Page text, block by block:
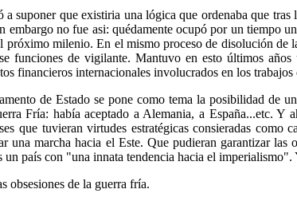
suponer que existiria una lógica que ordenaba que
no fue asi: quédamente ocupó por un tiempo
milenio. En el mismo proceso de disolución
funciones de vigilante. Mantuvo en esto últimos
financieros internacionales involucrados en los
de Estado se pone como tema la posibilidad de
Fría: había aceptado a Alemania, a España...etc. Y
que tuvieran virtudes estratégicas consieradas como
marcha hacia el Este. Que pudieran garantizar las
país con "una innata tendencia hacia el imperialismo".
obsesiones de la guerra fría.